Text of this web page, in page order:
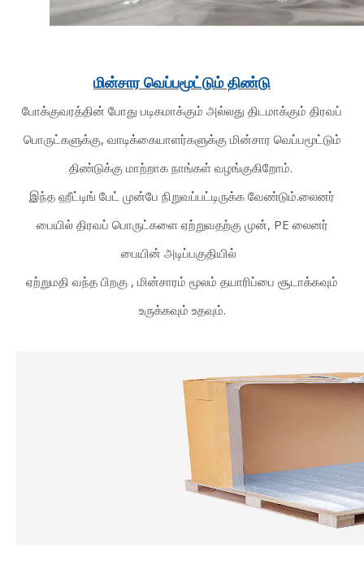
மின்சார வெப்பமூட்டும் திண்டு
போக்குவரத்தின் போது படிகமாக்கும் அல்லது திடமாக்கும் திரவப்
பொருட்களுக்கு, வாடிக்கையாளர்களுக்கு மின்சார வெப்பமூட்டும்
திண்டுக்கு மாற்றாக நாங்கள் வழங்குகிறோம்.
இந்த ஹீட்டிங் பேட் முன்பே நிறுவப்பட்டிருக்க வேண்டும்.லைனர்
பையில் திரவப் பொருட்களை ஏற்றுவதற்கு முன், PE லைனர்
பையின் அடிப்பகுதியில்
ஏற்றுமதி வந்த பிறகு , மின்சாரம் மூலம் தயாரிப்பை சூடாக்கவும்
உருக்கவும் உதவும்.